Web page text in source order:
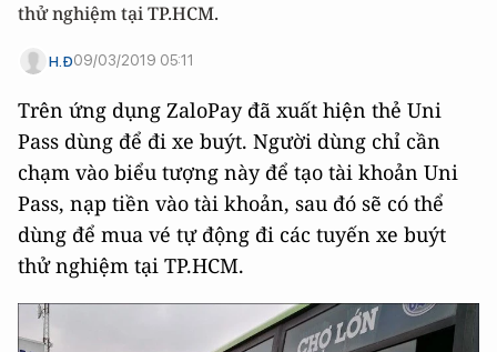
thử nghiệm tại TP.HCM.
H.Đ09/03/2019 05:11
Trên ứng dụng ZaloPay đã xuất hiện thẻ Uni
Pass dùng để đi xe buýt. Người dùng chỉ cần
chạm vào biểu tượng này để tạo tài khoản Uni
Pass, nạp tiền vào tài khoản, sau đó sẽ có thể
dùng để mua vé tự động đi các tuyến xe buýt
thử nghiệm tại TP.HCM.